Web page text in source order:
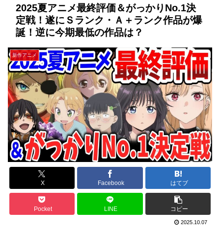
2025夏アニメ最終評価＆がっかりNo.1決
定戦！遂にＳランク・Ａ＋ランク作品が爆
誕！逆に今期最低の作品は？
新作アニメ
X Facebook はてブ
Pocket LINE コピー
2025.10.07